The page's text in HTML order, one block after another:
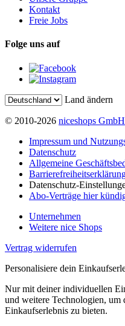
Kontakt
Freie Jobs
Folge uns auf
Land ändern
© 2010-2026 niceshops GmbH
Impressum und
Datenschutz
Allgemeine
Datenschutz-
Abo-Verträge hier
Unternehmen
Weitere nice Shops
Vertrag widerrufen
Personalisiere dein
Nur mit deiner individuellen
und weitere Technologien, um
Einkaufserlebnis zu bieten.